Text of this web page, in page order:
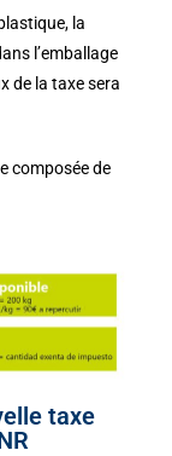
la
l’emballage
de la taxe sera
composée de
taxe